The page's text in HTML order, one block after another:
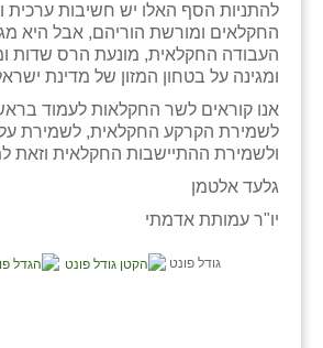
להתניות הסף האלו יש חשיבות ערכית
החקלאים ומורשת הוריהם, אבל היא
העבודה החקלאית, מונעת הרס שדות
ומגינה על בטחון המזון של מדינת
אנו קוראים לשר החקלאות לעמוד
לשמירת הקרקע החקלאית, לשמירת
ולשמירת ההתיישבות החקלאית וזאת
גלעד אלטמן
יו"ר עמותת אדמתי
גודל פונט